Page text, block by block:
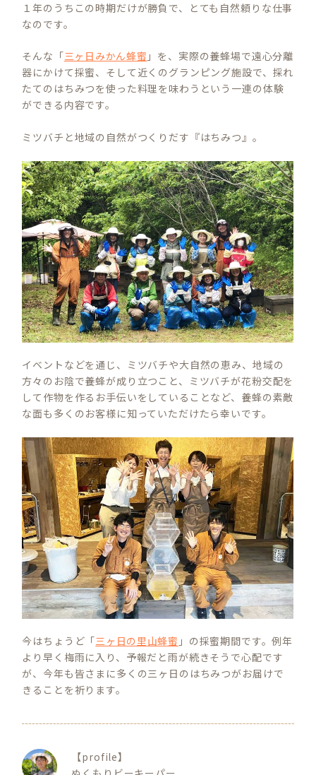
１年のうちこの時期だけが勝負で、とても自然頼りな仕事
なのです。
そんな「三ヶ日みかん蜂蜜 」を、実際の養蜂場で遠心分離
器にかけて採蜜、そして近くのグランピング施設で、採れ
たてのはちみつを使った料理を味わうという一連の体験
ができる内容です。
ミツバチと地域の自然がつくりだす『はちみつ』。
イベントなどを通じ、ミツバチや大自然の恵み、地域の
方々のお陰で養蜂が成り立つこと、ミツバチが花粉交配を
して作物を作るお手伝いをしていることなど、養蜂の素敵
な面も多くのお客様に知っていただけたら幸いです。
今はちょうど「三ヶ日の里山蜂蜜 」の採蜜期間です。例年
より早く梅雨に入り、予報だと雨が続きそうで心配です
が、今年も皆さまに多くの三ヶ日のはちみつがお届けで
きることを祈ります。
【profile】